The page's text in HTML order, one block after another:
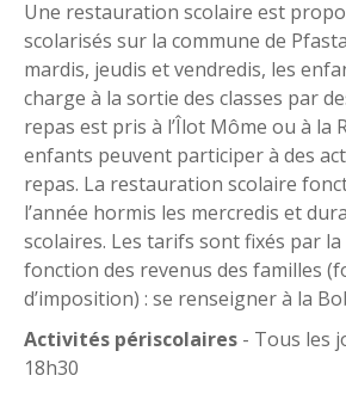
Une restauration scolaire est
scolarisés sur la commune de
mardis, jeudis et vendredis, les
charge à la sortie des classes par
repas est pris à l’Îlot Môme ou à la
enfants peuvent participer à des
repas. La restauration scolaire
l’année hormis les mercredis et
scolaires. Les tarifs sont fixés par la
fonction des revenus des familles
d’imposition) : se renseigner à la
Activités périscolaires - Tous les
18h30